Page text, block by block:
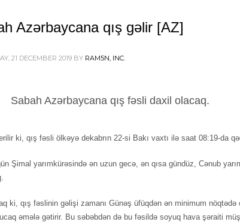
Azərbaycana qış gəlir [AZ]
21 DECEMBER 2019 BY RAM5N, INC.
Sabah Azərbaycana qış fəsli daxil olacaq.
ki, qış fəsli ölkəyə dekabrın 22-si Bakı vaxtı ilə saat 08:19-da
Şimal yarımkürəsində ən uzun gecə, ən qısa gündüz, Cənub
ki, qış fəslinin gəlişi zamanı Günəş üfüqdən ən minimum
əmələ gətirir. Bu səbəbdən də bu fəsildə soyuq hava şəraiti